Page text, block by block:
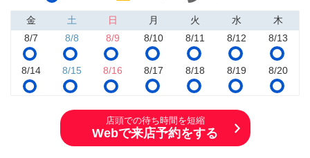
金 土 日 月 火 水
木
8/7
8/8 8/9 8/10 8/11 8/12 8/13
8/14 8/15 8/16 8/17 8/18 8/19 8/20
店頭での待ち時間を短縮
Webで来店予約をする